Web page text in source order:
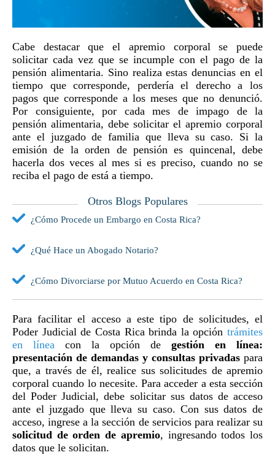
Cabe destacar que el apremio corporal se puede
solicitar cada vez que se incumple con el pago de la
pensión alimentaria. Sino realiza estas denuncias en el
tiempo que corresponde, perdería el derecho a los
pagos que corresponde a los meses que no denunció.
Por consiguiente, por cada mes de impago de la
pensión alimentaria, debe solicitar el apremio corporal
ante el juzgado de familia que lleva su caso. Si la
emisión de la orden de pensión es quincenal, debe
hacerla dos veces al mes si es preciso, cuando no se
reciba el pago de está a tiempo.
Otros Blogs Populares
¿Cómo Procede un Embargo en Costa Rica?
¿Qué Hace un Abogado Notario?
¿Cómo Divorciarse por Mutuo Acuerdo en Costa Rica?
Para facilitar el acceso a este tipo de solicitudes, el
Poder Judicial de Costa Rica brinda la opción trámites
en línea con la opción de gestión en línea:
presentación de demandas y consultas privadas para
que, a través de él, realice sus solicitudes de apremio
corporal cuando lo necesite. Para acceder a esta sección
del Poder Judicial, debe solicitar sus datos de acceso
ante el juzgado que lleva su caso. Con sus datos de
acceso, ingrese a la sección de servicios para realizar su
solicitud de orden de apremio, ingresando todos los
datos que le solicitan.